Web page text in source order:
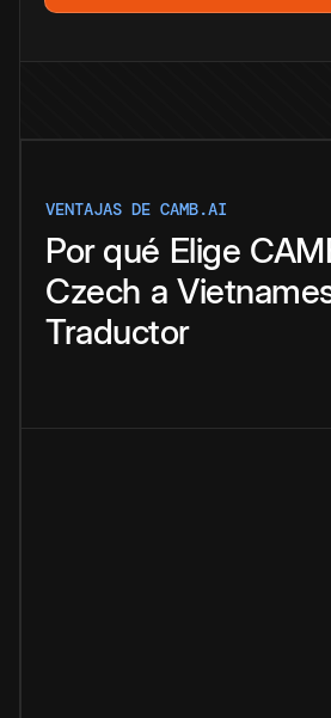
VENTAJAS DE CAMB.AI
Por qué Elige
Czech a
Traductor